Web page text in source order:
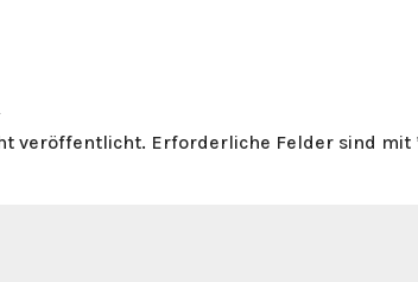
veröffentlicht. Erforderliche Felder sind mit